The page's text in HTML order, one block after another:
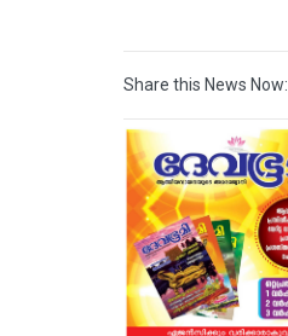
Share this News Now: